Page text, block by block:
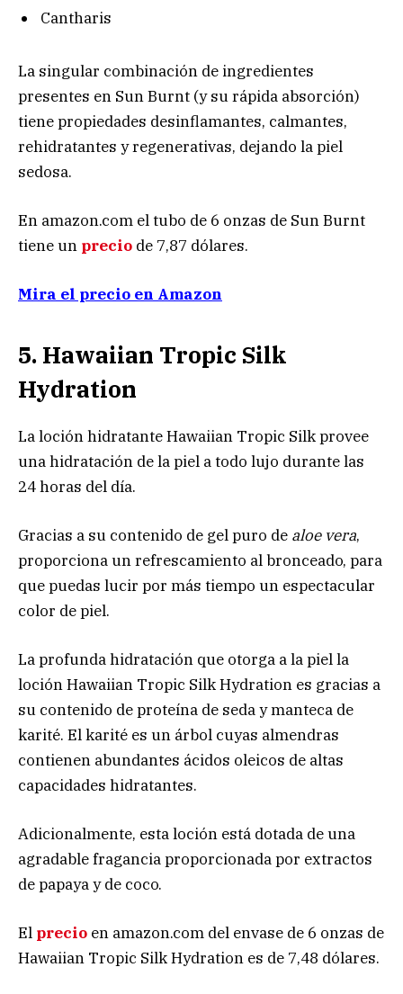
Cantharis
La singular combinación de ingredientes
presentes en Sun Burnt (y su rápida absorción)
tiene propiedades desinflamantes, calmantes,
rehidratantes y regenerativas, dejando la piel
sedosa.
En amazon.com el tubo de 6 onzas de Sun Burnt
tiene un precio de 7,87 dólares.
Mira el precio en Amazon
5. Hawaiian Tropic Silk
Hydration
La loción hidratante Hawaiian Tropic Silk provee
una hidratación de la piel a todo lujo durante las
24 horas del día.
Gracias a su contenido de gel puro de aloe vera,
proporciona un refrescamiento al bronceado, para
que puedas lucir por más tiempo un espectacular
color de piel.
La profunda hidratación que otorga a la piel la
loción Hawaiian Tropic Silk Hydration es gracias a
su contenido de proteína de seda y manteca de
karité. El karité es un árbol cuyas almendras
contienen abundantes ácidos oleicos de altas
capacidades hidratantes.
Adicionalmente, esta loción está dotada de una
agradable fragancia proporcionada por extractos
de papaya y de coco.
El precio en amazon.com del envase de 6 onzas de
Hawaiian Tropic Silk Hydration es de 7,48 dólares.